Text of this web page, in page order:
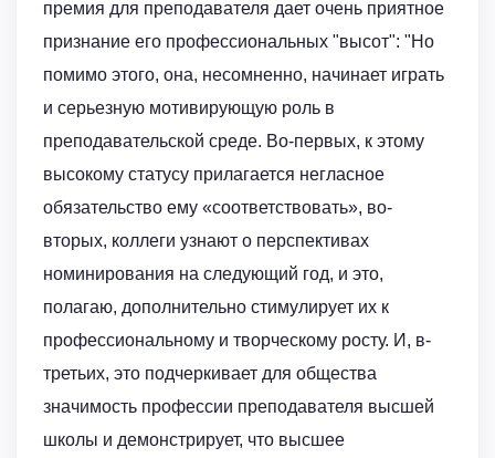
премия для преподавателя дает очень приятное
признание его профессиональных "высот": "Но
помимо этого, она, несомненно, начинает играть
и серьезную мотивирующую роль в
преподавательской среде. Во-первых, к этому
высокому статусу прилагается негласное
обязательство ему «соответствовать», во-
вторых, коллеги узнают о перспективах
номинирования на следующий год, и это,
полагаю, дополнительно стимулирует их к
профессиональному и творческому росту. И, в-
третьих, это подчеркивает для общества
значимость профессии преподавателя высшей
школы и демонстрирует, что высшее